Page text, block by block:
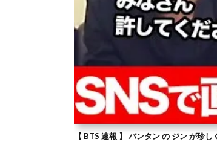
【 BTS 速報 】 バンタン の ジン が珍